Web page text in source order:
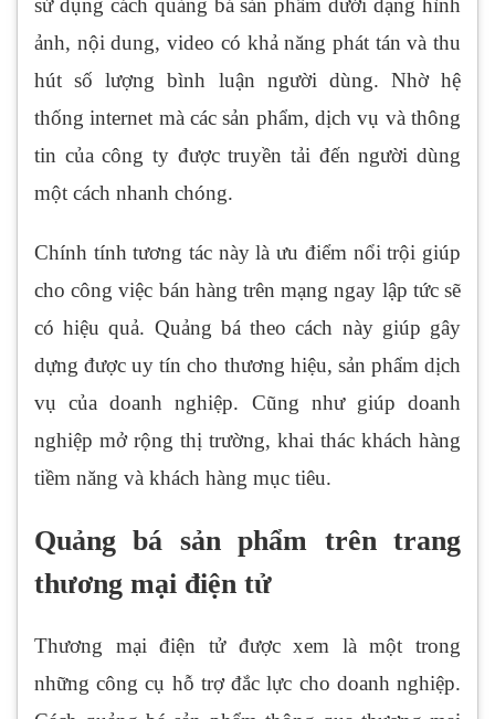
ảnh, nội dung, video có khả năng phát tán và thu
hút số lượng bình luận người dùng. Nhờ hệ
thống internet mà các sản phẩm, dịch vụ và thông
tin của công ty được truyền tải đến người dùng
một cách nhanh chóng.
Chính tính tương tác này là ưu điểm nổi trội giúp
cho công việc bán hàng trên mạng ngay lập tức sẽ
có hiệu quả. Quảng bá theo cách này giúp gây
dựng được uy tín cho thương hiệu, sản phẩm dịch
vụ của doanh nghiệp. Cũng như giúp doanh
nghiệp mở rộng thị trường, khai thác khách hàng
tiềm năng và khách hàng mục tiêu.
Quảng bá sản phẩm trên trang
thương mại điện tử
Thương mại điện tử được xem là một trong
những công cụ hỗ trợ đắc lực cho doanh nghiệp.